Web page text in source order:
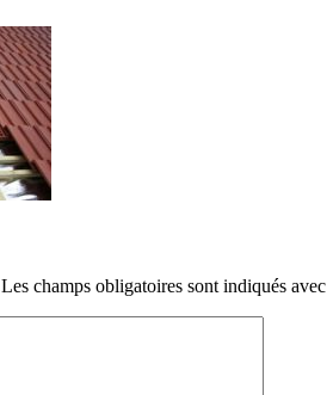
Les champs obligatoires sont indiqués avec